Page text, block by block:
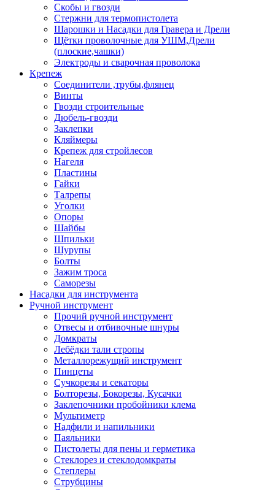
Скобы и гвозди
Стержни для термопистолета
Шарошки и Насадки для Гравера и Дрели
Щётки проволочные для УШМ,Дрели
(плоские,чашки)
Электроды и сварочная проволока
Крепеж
Соединители ,трубы,флянец
Винты
Гвозди строительные
Дюбель-гвозди
Заклепки
Кляймеры
Крепеж для стройлесов
Нагеля
Пластины
Гайки
Талрепы
Уголки
Опоры
Шайбы
Шпильки
Шурупы
Болты
Зажим троса
Саморезы
Насадки для инструмента
Ручной инструмент
Прочий ручной инструмент
Отвесы и отбивочные шнуры
Домкраты
Лебёдки тали стропы
Металлорежущий инструмент
Пинцеты
Сучкорезы и секаторы
Болторезы, Бокорезы, Кусачки
Заклепочники пробойники клема
Мультиметр
Надфили и напильники
Паяльники
Пистолеты для пены и герметика
Стеклорез и стеклодомкраты
Степлеры
Струбцины